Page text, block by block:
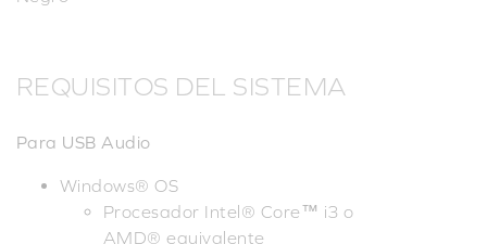
REQUISITOS DEL SISTEMA
Para USB Audio
Windows® OS
Procesador Intel® Core™ i3 o
AMD® equivalente